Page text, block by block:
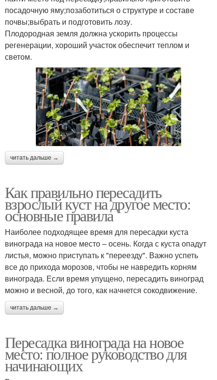
посадочную яму;позаботиться о структуре и составе
почвы;выбрать и подготовить лозу.
Плодородная земля должна ускорить процессы
регенерации, хороший участок обеспечит теплом и
светом.
читать дальше →
Как правильно пересадить
взрослый куст на другое место:
основные правила
Наиболее подходящее время для пересадки куста
винограда на новое место – осень. Когда с куста опадут
листья, можно приступать к "переезду". Важно успеть
все до прихода морозов, чтобы не навредить корням
винограда. Если время упущено, пересадить виноград
можно и весной, до того, как начнется сокодвижение.
читать дальше →
Пересадка винограда на новое
место: полное руководство для
начинающих